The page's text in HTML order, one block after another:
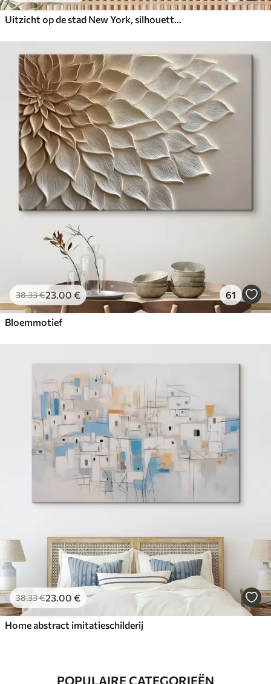
Uitzicht op de stad New York, silhouetten bouwen, aquarel
38.33€23.00 € 61
Bloemmotief
38.33€23.00 €
Home abstract imitatieschilderij
POPULAIRE CATEGORIEËN